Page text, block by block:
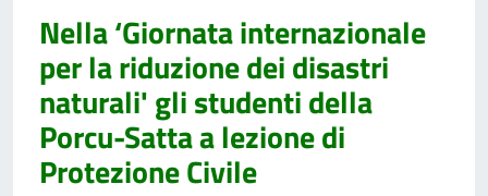
Nella ‘Giornata internazionale
per la riduzione dei disastri
naturali' gli studenti della
Porcu-Satta a lezione di
Protezione Civile